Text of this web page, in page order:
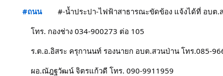
	#
#ถนน
-น้ำประปา-ไฟฟ้าสาธารณะขัดข้อง แจ้งได้ที่ อบต.
	โทร. กองช่าง 034-900273 ต่อ 105
ร.ต.อ.อิสระ ครุกานนท์ รองนายก อบต.สวนป่าน โทร.085-
	ผอ.ณัฎฐวัฒน์ จิตรแก้วดี โทร. 090-9911959